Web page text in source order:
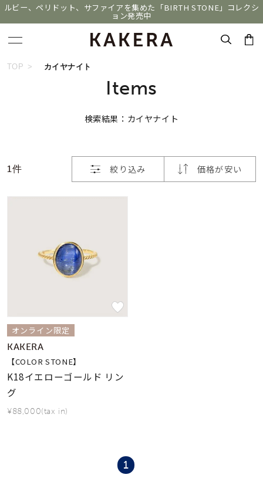
ルビー、ペリドット、サファイアを集めた「BIRTH STONE」コレクシ
ョン発売中
人気検索キーワード
#ペア #エタニティ
カテゴリー
カラー
誕生石
モチーフ
TOP カイヤナイト
Items
検索結果：カイヤナイト
1件 絞り込み 価格が安い
お気に入り登録数
オンライン限定
KAKERA
【COLOR STONE】
K18イエローゴールド リン
グ
¥88,000(tax in)
1